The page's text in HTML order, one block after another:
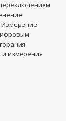
Измерение
и измерения